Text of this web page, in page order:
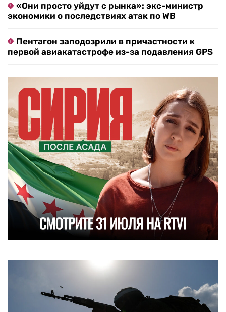
«Они просто уйдут с рынка»: экс-министр
экономики о последствиях атак по WB
Пентагон заподозрили в причастности к
первой авиакатастрофе из-за подавления GPS